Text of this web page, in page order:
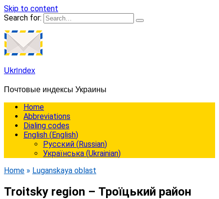
Skip to content
Search for:
Ukrindex
Почтовые индексы Украины
Home
Abbreviations
Dialing codes
English (English)
Русский (Russian)
Українська (Ukrainian)
Home » Luganskaya oblast
Troitsky region – Троїцький район